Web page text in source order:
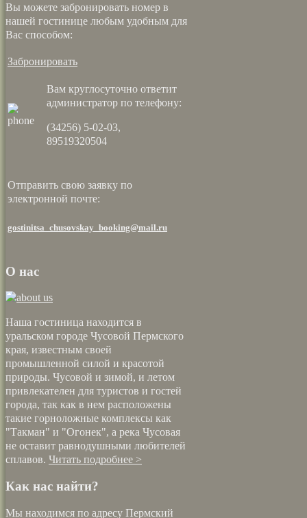
Вы можете забронировать номер в
нашей гостинице любым удобным для
Вас способом:
Забронировать
Вам круглосуточно ответит
администратор по телефону:
(34256) 5-02-03,
89519320504
Отправить свою заявку по
электронной почте:
gostinitsa_chusovskay_booking@mail.ru
О нас
Наша гостиница находится в
уральском городе Чусовой Пермского
края, известным своей
промышленной силой и красотой
природы. Чусовой и зимой, и летом
привлекателен для туристов и гостей
города, так как в нем расположены
такие горноложные комплексы как
"Такман" и "Огонек", а река Чусовая
не оставит равнодушными любителей
сплавов. Читать подробнее >
Как нас найти?
Мы находимся по адресу Пермский